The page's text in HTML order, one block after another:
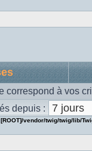
correspond à vos
depuis :
[ROOT]/vendor/twig/twig/lib/